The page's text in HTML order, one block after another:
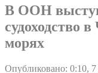
В ООН
судоходство
морях
Опубликовано: 0:10,